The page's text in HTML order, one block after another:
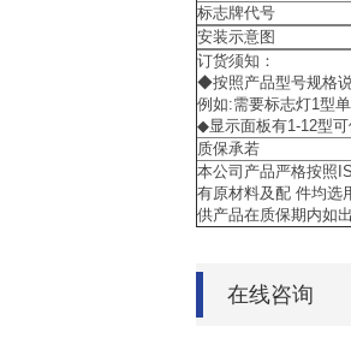
标志牌代号
安装示意图
订货须知：
◆按照产品型号规格
例如:需要标志灯1型
◆显示面板有1-12型
质保承若
本公司产品严格按照
有原材料及配 件均选
供产品在质保期内如
在线咨询